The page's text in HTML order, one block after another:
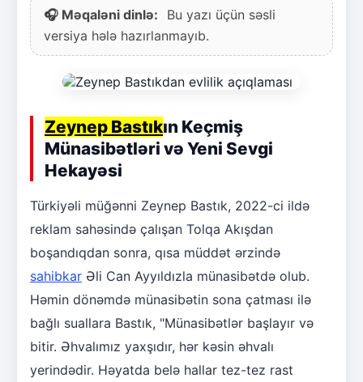
🎧 Məqaləni dinlə:
Bu yazı üçün səsli
versiya hələ hazırlanmayıb.
Zeynep Bastıkın Keçmiş
Münasibətləri və Yeni Sevgi
Hekayəsi
Türkiyəli müğənni Zeynep Bastık, 2022-ci ildə
reklam sahəsində çalışan Tolqa Akışdan
boşandıqdan sonra, qısa müddət ərzində
sahibkar Əli Can Ayyıldızla münasibətdə olub.
Həmin dönəmdə münasibətin sona çatması ilə
bağlı suallara Bastık, "Münasibətlər başlayır və
bitir. Əhvalımız yaxşıdır, hər kəsin əhvalı
yerindədir. Həyatda belə hallar tez-tez rast